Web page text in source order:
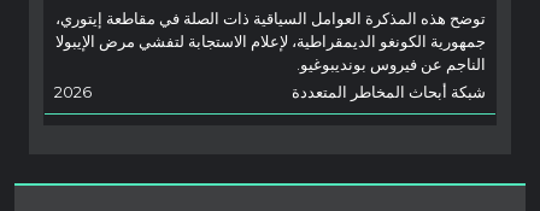
توضح هذه المذكرة العوامل السياقية ذات الصلة في مقاطعة إيتوري،
جمهورية الكونغو الديمقراطية، لإعلام الاستجابة لتفشي مرض الإيبولا
الناجم عن فيروس بونديبوغيو.
شبكة أبحاث المخاطر المتعددة
2026